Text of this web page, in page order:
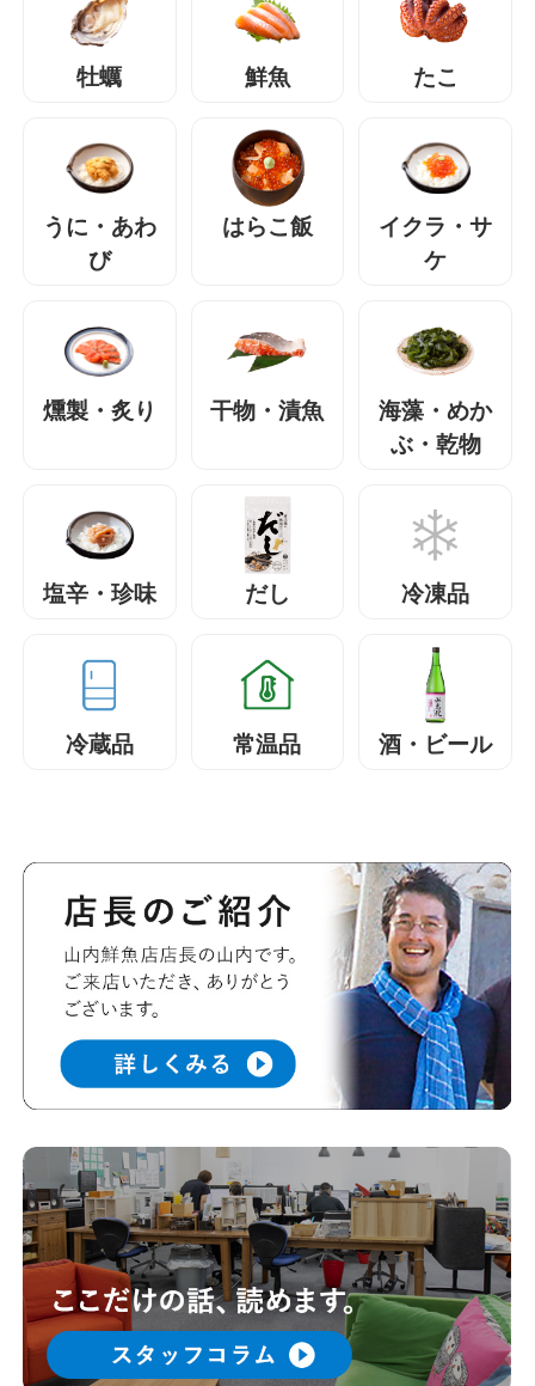
牡蠣 鮮魚 たこ
うに・あわ
び
はらこ飯
イクラ・サ
ケ
燻製・炙り 干物・漬魚
海藻・めか
ぶ・乾物
塩辛・珍味 だし 冷凍品
冷蔵品 常温品 酒・ビール